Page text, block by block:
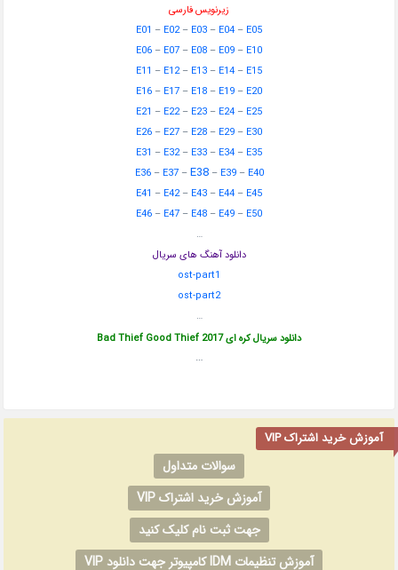
زیرنویس فارسی
E01 – E02– E03 – E04 – E05
E06 – E07 – E08 – E09 – E10
E11 – E12– E13 – E14 – E15
E16 – E17 – E18 – E19 – E20
E21 – E22– E23 – E24 – E25
E26 – E27 – E28 – E29 – E30
E31 – E32– E33 – E34 – E35
E36– E37–E38– E39– E40
E41 – E42– E43 – E44 – E45
E46 – E47 – E48 – E49 – E50
…
دانلود آهنگ های سریال
ost-part1
ost-part2
…
دانلود سریال کره ای Bad Thief Good Thief 2017
…
آموزش خرید اشتراک VIP
سوالات متداول
آموزش خرید اشتراک VIP
جهت ثبت نام کلیک کنید
آموزش تنظیمات IDM کامپیوتر جهت دانلود VIP